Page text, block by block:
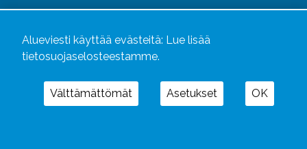
Alueviesti käyttää evästeitä: Lue lisää
tietosuojaselosteestamme.
Välttämättömät Asetukset OK